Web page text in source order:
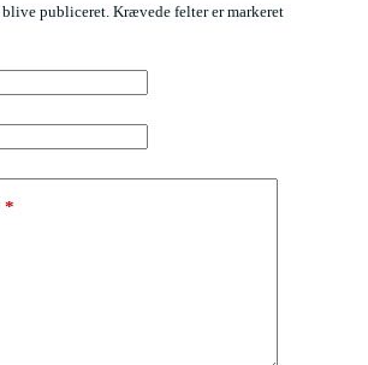
publiceret. Krævede felter er markeret
*